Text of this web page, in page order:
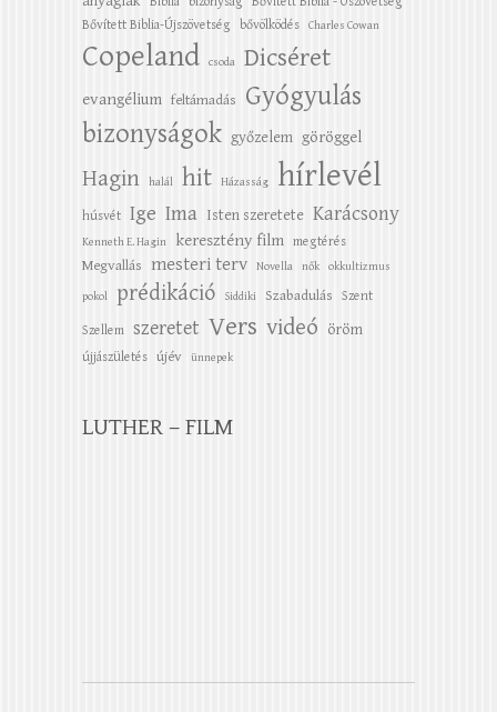
Bővített Biblia-Újszövetség
bővölködés Charles Cowan
Copeland csoda Dicséret
evangélium feltámadás
Gyógyulás
bizonyságok győzelem göröggel
Hagin halál hit Házasság hírlevél
húsvét Ige Ima Isten szeretete Karácsony
Kenneth E. Hagin keresztény film megtérés
Megvallás mesteri terv Novella nők okkultizmus
pokol prédikáció Siddiki Szabadulás Szent
Szellem szeretet Vers videó öröm
újjászületés újév ünnepek
LUTHER – FILM